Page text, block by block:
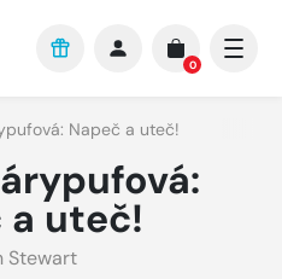
0
Napeč a uteč!
a uteč!
Stewart